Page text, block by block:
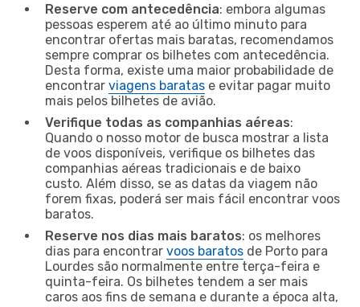
Reserve com antecedência: embora algumas
pessoas esperem até ao último minuto para
encontrar ofertas mais baratas, recomendamos
sempre comprar os bilhetes com antecedência.
Desta forma, existe uma maior probabilidade de
encontrar viagens baratas e evitar pagar muito
mais pelos bilhetes de avião.
Verifique todas as companhias aéreas:
Quando o nosso motor de busca mostrar a lista
de voos disponíveis, verifique os bilhetes das
companhias aéreas tradicionais e de baixo
custo. Além disso, se as datas da viagem não
forem fixas, poderá ser mais fácil encontrar voos
baratos.
Reserve nos dias mais baratos: os melhores
dias para encontrar voos baratos de Porto para
Lourdes são normalmente entre terça-feira e
quinta-feira. Os bilhetes tendem a ser mais
caros aos fins de semana e durante a época alta,